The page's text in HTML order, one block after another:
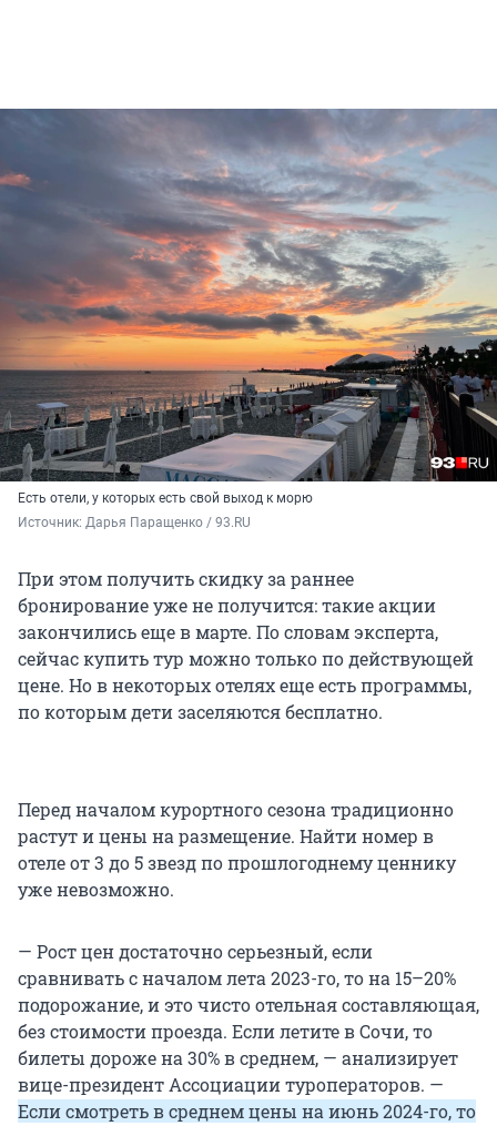
Есть отели, у которых есть свой выход к морю
Источник: Дарья Паращенко / 93.RU
При этом получить скидку за раннее
бронирование уже не получится: такие акции
закончились еще в марте. По словам эксперта,
сейчас купить тур можно только по действующей
цене. Но в некоторых отелях еще есть программы,
по которым дети заселяются бесплатно.
Перед началом курортного сезона традиционно
растут и цены на размещение. Найти номер в
отеле от 3 до 5 звезд по прошлогоднему ценнику
уже невозможно.
— Рост цен достаточно серьезный, если
сравнивать с началом лета 2023-го, то на 15–20%
подорожание, и это чисто отельная составляющая,
без стоимости проезда. Если летите в Сочи, то
билеты дороже на 30% в среднем, — анализирует
вице-президент Ассоциации туроператоров. —
Если смотреть в среднем цены на июнь 2024-го, то